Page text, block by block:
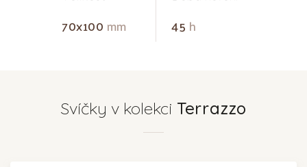
70x100 mm 45 h
Svíčky v kolekci Terrazzo